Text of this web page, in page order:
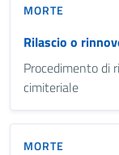
MORTE
Rilascio o
Procedimento di
cimiteriale
MORTE